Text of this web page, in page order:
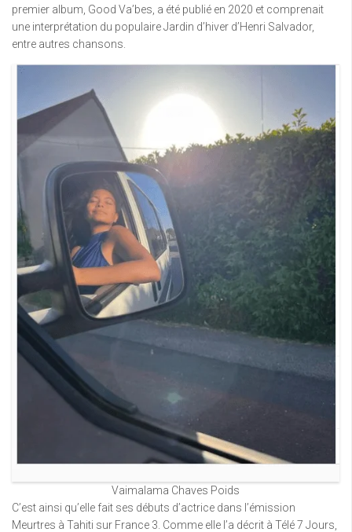
premier album, Good Va’bes, a été publié en 2020 et comprenait
une interprétation du populaire Jardin d’hiver d’Henri Salvador,
entre autres chansons.
Vaimalama Chaves Poids
C’est ainsi qu’elle fait ses débuts d’actrice dans l’émission
Meurtres à Tahiti sur France 3. Comme elle l’a décrit à Télé 7 Jours,